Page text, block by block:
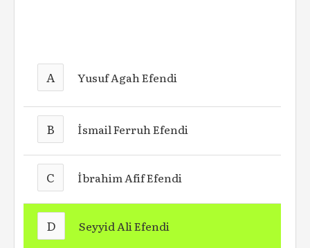
A Yusuf Agah Efendi
B İsmail Ferruh Efendi
C İbrahim Afif Efendi
D Seyyid Ali Efendi